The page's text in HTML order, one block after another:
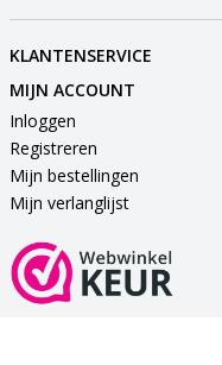
KLANTENSERVICE
MIJN ACCOUNT
Inloggen
Registreren
Mijn bestellingen
Mijn verlanglijst